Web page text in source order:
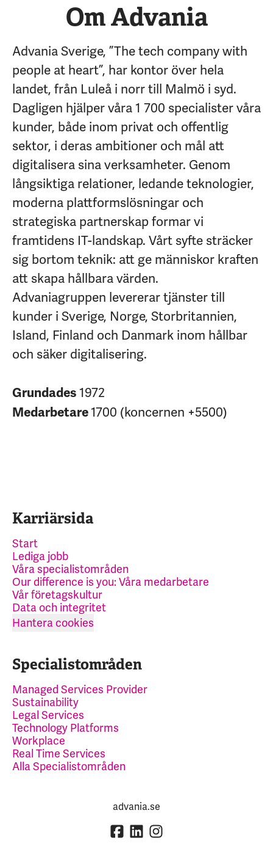
Om Advania
Advania Sverige, ”The tech company with
people at heart”, har kontor över hela
landet, från Luleå i norr till Malmö i syd.
Dagligen hjälper våra 1 700 specialister våra
kunder, både inom privat och offentlig
sektor, i deras ambitioner och mål att
digitalisera sina verksamheter. Genom
långsiktiga relationer, ledande teknologier,
moderna plattformslösningar och
strategiska partnerskap formar vi
framtidens IT-landskap. Vårt syfte sträcker
sig bortom teknik: att ge människor kraften
att skapa hållbara värden.
Advaniagruppen levererar tjänster till
kunder i Sverige, Norge, Storbritannien,
Island, Finland och Danmark inom hållbar
och säker digitalisering.
Grundades1972
Medarbetare1700 (koncernen +5500)
Karriärsida
Start
Lediga jobb
Våra specialistområden
Our difference is you: Våra medarbetare
Vår företagskultur
Data och integritet
Hantera cookies
Specialistområden
Managed Services Provider
Sustainability
Legal Services
Technology Platforms
Workplace
Real Time Services
Alla Specialistområden
advania.se